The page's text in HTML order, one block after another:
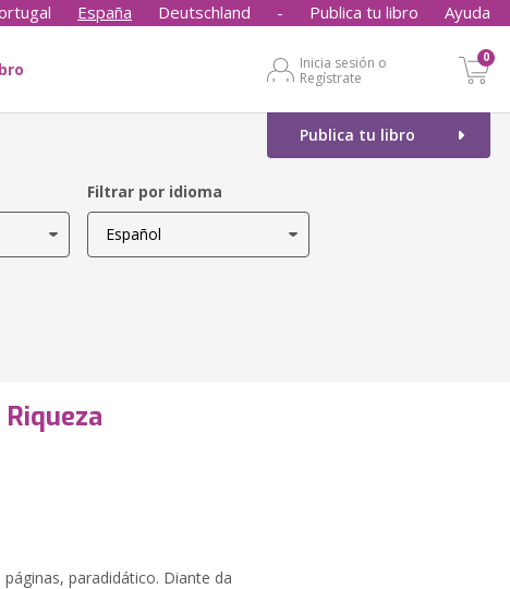
España Deutschland - Publica tu libro Ayuda
Inicia sesión o
Regístrate
0
Publica tu libro
Filtrar por idioma
paradidático. Diante da